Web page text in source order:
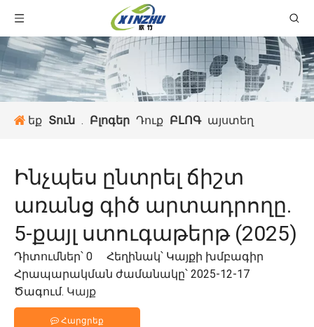
եք Տուն . Բլոգեր Դուք ԲԼՈԳ այստեղ
Ինչպես ընտրել ճիշտ
առանց գիծ արտադրողը.
5-քայլ ստուգաթերթ (2025)
Դիտումներ՝ 0 Հեղինակ՝ Կայքի խմբագիր
Հրապարակման ժամանակը՝ 2025-12-17
Ծագում. Կայք
Հարցրեք